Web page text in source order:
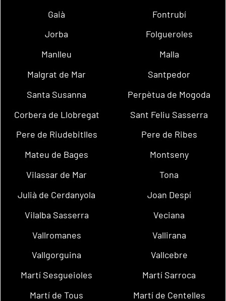
Gaià
Fontrubí
Jorba
Folgueroles
Manlleu
Malla
Malgrat de Mar
Santpedor
Santa Susanna
Perpètua de Mogoda
Corbera de Llobregat
Sant Feliu Sasserra
Pere de Riudebitlles
Pere de Ribes
Mateu de Bages
Montseny
Vilassar de Mar
Tona
Julià de Cerdanyola
Joan Despí
Vilalba Sasserra
Veciana
Vallromanes
Vallirana
Vallgorguina
Vallcebre
Martí Sesgueioles
Martí Sarroca
Martí de Tous
Martí de Centelles